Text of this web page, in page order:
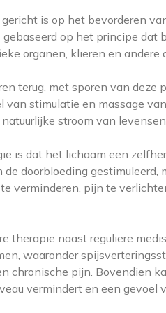
is op het bevorderen
op het principe dat
organen, klieren en andere
terug, met sporen van deze
stimulatie en massage
stroom van
is dat het lichaam een
doorbloeding gestimuleerd,
verminderen, pijn te
therapie naast reguliere
waaronder
chronische pijn. Bovendien
vermindert en een gevoel